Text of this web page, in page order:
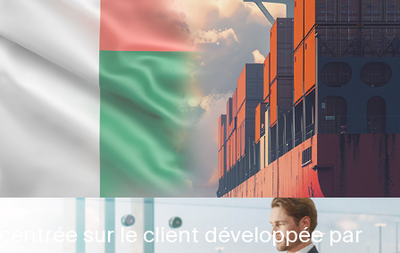
sur le client développée par